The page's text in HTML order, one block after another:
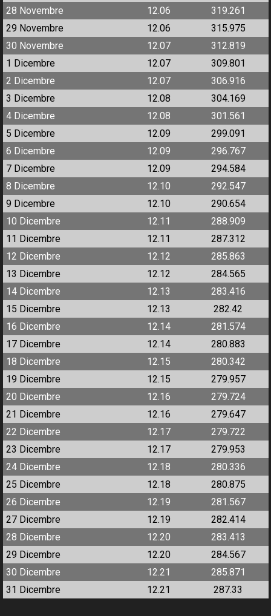
28 Novembre
12.06
319.261
29 Novembre
12.06
315.975
30 Novembre
12.07
312.819
1 Dicembre
12.07
309.801
2 Dicembre
12.07
306.916
3 Dicembre
12.08
304.169
4 Dicembre
12.08
301.561
5 Dicembre
12.09
299.091
6 Dicembre
12.09
296.767
7 Dicembre
12.09
294.584
8 Dicembre
12.10
292.547
9 Dicembre
12.10
290.654
10 Dicembre
12.11
288.909
11 Dicembre
12.11
287.312
12 Dicembre
12.12
285.863
13 Dicembre
12.12
284.565
14 Dicembre
12.13
283.416
15 Dicembre
12.13
282.42
16 Dicembre
12.14
281.574
17 Dicembre
12.14
280.883
18 Dicembre
12.15
280.342
19 Dicembre
12.15
279.957
20 Dicembre
12.16
279.724
21 Dicembre
12.16
279.647
22 Dicembre
12.17
279.722
23 Dicembre
12.17
279.953
24 Dicembre
12.18
280.336
25 Dicembre
12.18
280.875
26 Dicembre
12.19
281.567
27 Dicembre
12.19
282.414
28 Dicembre
12.20
283.413
29 Dicembre
12.20
284.567
30 Dicembre
12.21
285.871
31 Dicembre
12.21 287.33